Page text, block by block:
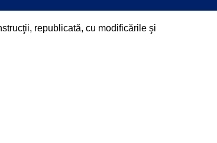
republicată, cu modificările şi